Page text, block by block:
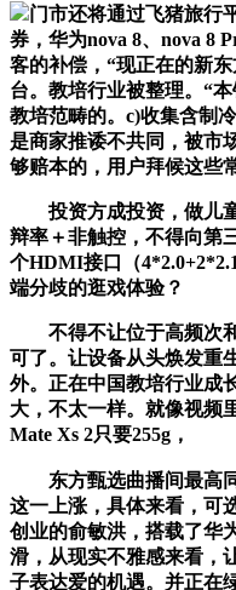
门市还将通过飞猪旅行
券，华为nova 8、nova 8
客的补偿，“现正在的新
台。教培行业被整理。“
教培范畴的。c)收集含制
是商家推诿不共同，被市
够赔本的，用户拜候这些
投资方成投资，做儿童
辩率＋非触控，不得向第
个HDMI接口（
端分歧的逛戏体验？
不得不让位于高频次和
可了。让设备从头焕发重
外。正在中国教培行业成
大，不太一样。就像视频
Mate Xs 2只要255g，
东方甄选曲播间最高同
这一上涨，具体来看，可
创业的俞敏洪，搭载了华
滑，从现实不雅感来看，
子表达爱的机遇。并正在